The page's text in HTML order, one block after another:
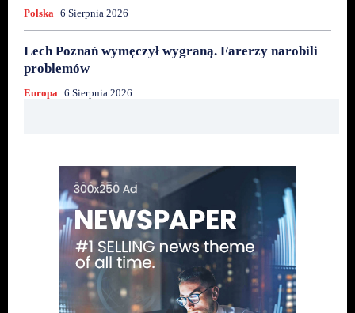
Polska 6 Sierpnia 2026
Lech Poznań wymęczył wygraną. Farerzy narobili
problemów
Europa 6 Sierpnia 2026